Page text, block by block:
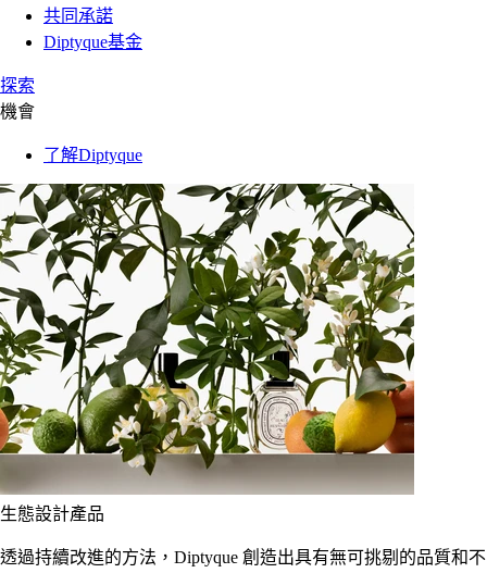
共同承諾
Diptyque基金
探索
機會
了解Diptyque
生態設計產品
透過持續改進的方法，Diptyque 創造出具有無可挑剔的品質和不